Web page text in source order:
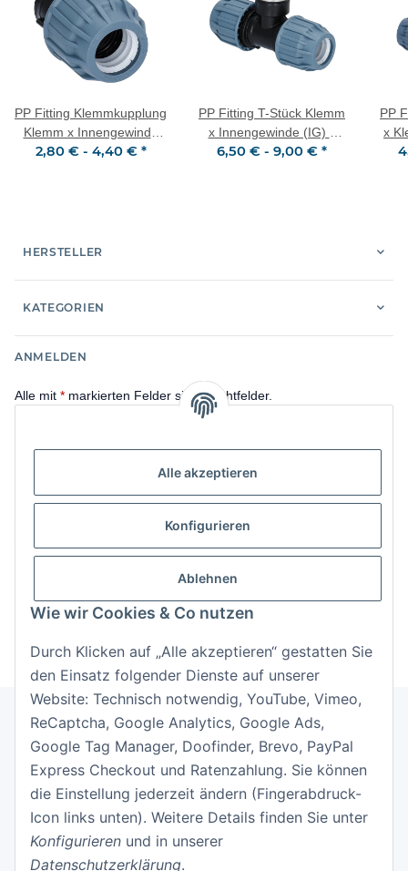
Alle akzeptieren
Konfigurieren
Ablehnen
Wie wir Cookies & Co nutzen
Durch Klicken auf „Alle akzeptieren“ gestatten Sie
den Einsatz folgender Dienste auf unserer
Website: Technisch notwendig, YouTube, Vimeo,
ReCaptcha, Google Analytics, Google Ads,
Google Tag Manager, Doofinder, Brevo, PayPal
Express Checkout und Ratenzahlung. Sie können
die Einstellung jederzeit ändern (Fingerabdruck-
Icon links unten). Weitere Details finden Sie unter
Konfigurieren und in unserer
Datenschutzerklärung.
PP Fitting Klemmkupplung
Klemm x Innengewinde
(IG) PN16 DVGW für
2,80 € - 4,40 € *
PP Fitting T-Stück Klemm
x Innengewinde (IG) x
Klemm PN16 DVGW für
6,50 € - 9,00 € *
PP
x
HERSTELLER
KATEGORIEN
ANMELDEN
Alle mit * markierten Felder sind Pflichtfelder.
Anmelden
Neu hier? Jetzt registrieren!
Informationen
Gesetzliche Informationen